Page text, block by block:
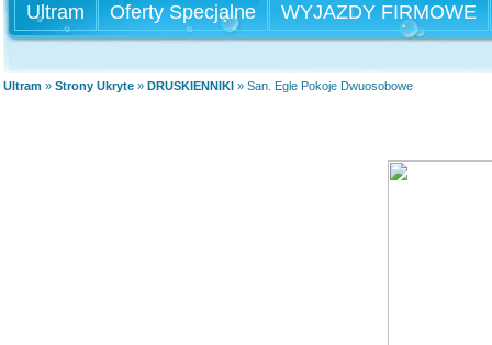
Ultram Oferty Specjalne WYJAZDY FIRMOWE
Ultram » Strony Ukryte » DRUSKIENNIKI » San. Egle Pokoje Dwuosobowe